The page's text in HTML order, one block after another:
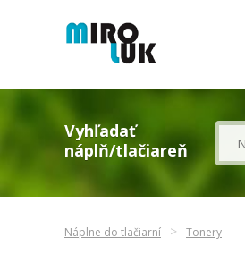
Vyhľadať
náplň/tlačiareň
Náplne do tlačiarní Tonery